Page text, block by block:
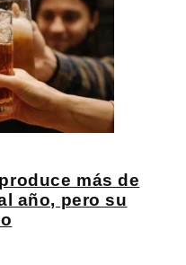
más de
año, pero su